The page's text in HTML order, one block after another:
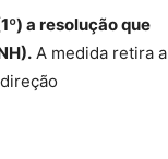
a resolução que
A medida retira a